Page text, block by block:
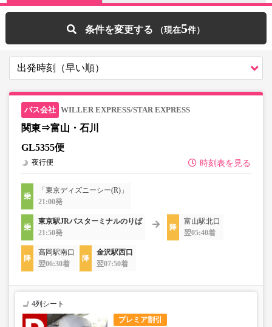
条件を変更する 5
WILLER EXPRESS/STAR EXPRESS
関東⇒富山・石川
GL5355便
時刻表を見る
夜行便
「東京ディズニーシー(R)」
21:00発
東京駅JRバスターミナルのりば
21:50発
富山駅北口
翌05:40着
高岡駅南口
翌06:30着
金沢駅西口
翌07:50着
プレミア割引
4列シート